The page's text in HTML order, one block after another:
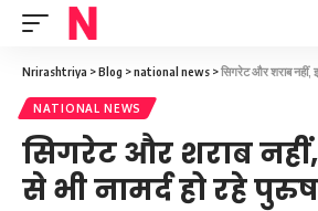
Nrirashtriya >Blog >national news >सिगरेट और शराब नहीं,
NATIONAL NEWS
सिगरेट और शराब
से भी नामर्द हो रहे पुरुष